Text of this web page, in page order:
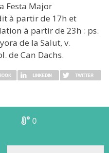
Festa Major
à partir de 17h et
à partir de 23h : ps.
de la Salut, v.
de Can Dachs.
LINKEDIN TWITTER
0